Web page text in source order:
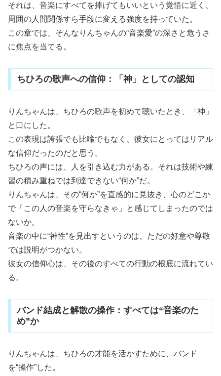
それは、音楽にすべてを捧げてもいいという覚悟に近く、
周囲の人間関係すら手段に変える強度を持っていた。
この章では、そんなりんちゃんの“音楽愛”の深さと危うさ
に焦点を当てる。
ちひろの歌声への信仰：「神」としての認知
りんちゃんは、ちひろの歌声を初めて聴いたとき、「神」
と口にした。
この表現は誇張でも比喩でもなく、彼女にとってはリアル
な信仰だったのだと思う。
ちひろの声には、人を引き込む力がある。それは技術や練
習の積み重ねでは到達できない“何か”だ。
りんちゃんは、その“何か”を直感的に見抜き、心のどこか
で「この人の音楽を守らなきゃ」と感じてしまったのでは
ないか。
音楽の中に“神性”を見出すというのは、ただの好意や尊敬
では説明がつかない。
彼女の信仰心は、その後のすべての行動の根底に流れてい
る。
バンド結成と解散の操作：すべては“音楽のた
め”か
りんちゃんは、ちひろの才能を活かすために、バンド
を“操作”した。